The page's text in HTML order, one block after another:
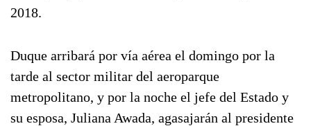
2018.
Duque arribará por vía aérea el domingo por la
tarde al sector militar del aeroparque
metropolitano, y por la noche el jefe del Estado y
su esposa, Juliana Awada, agasajarán al presidente